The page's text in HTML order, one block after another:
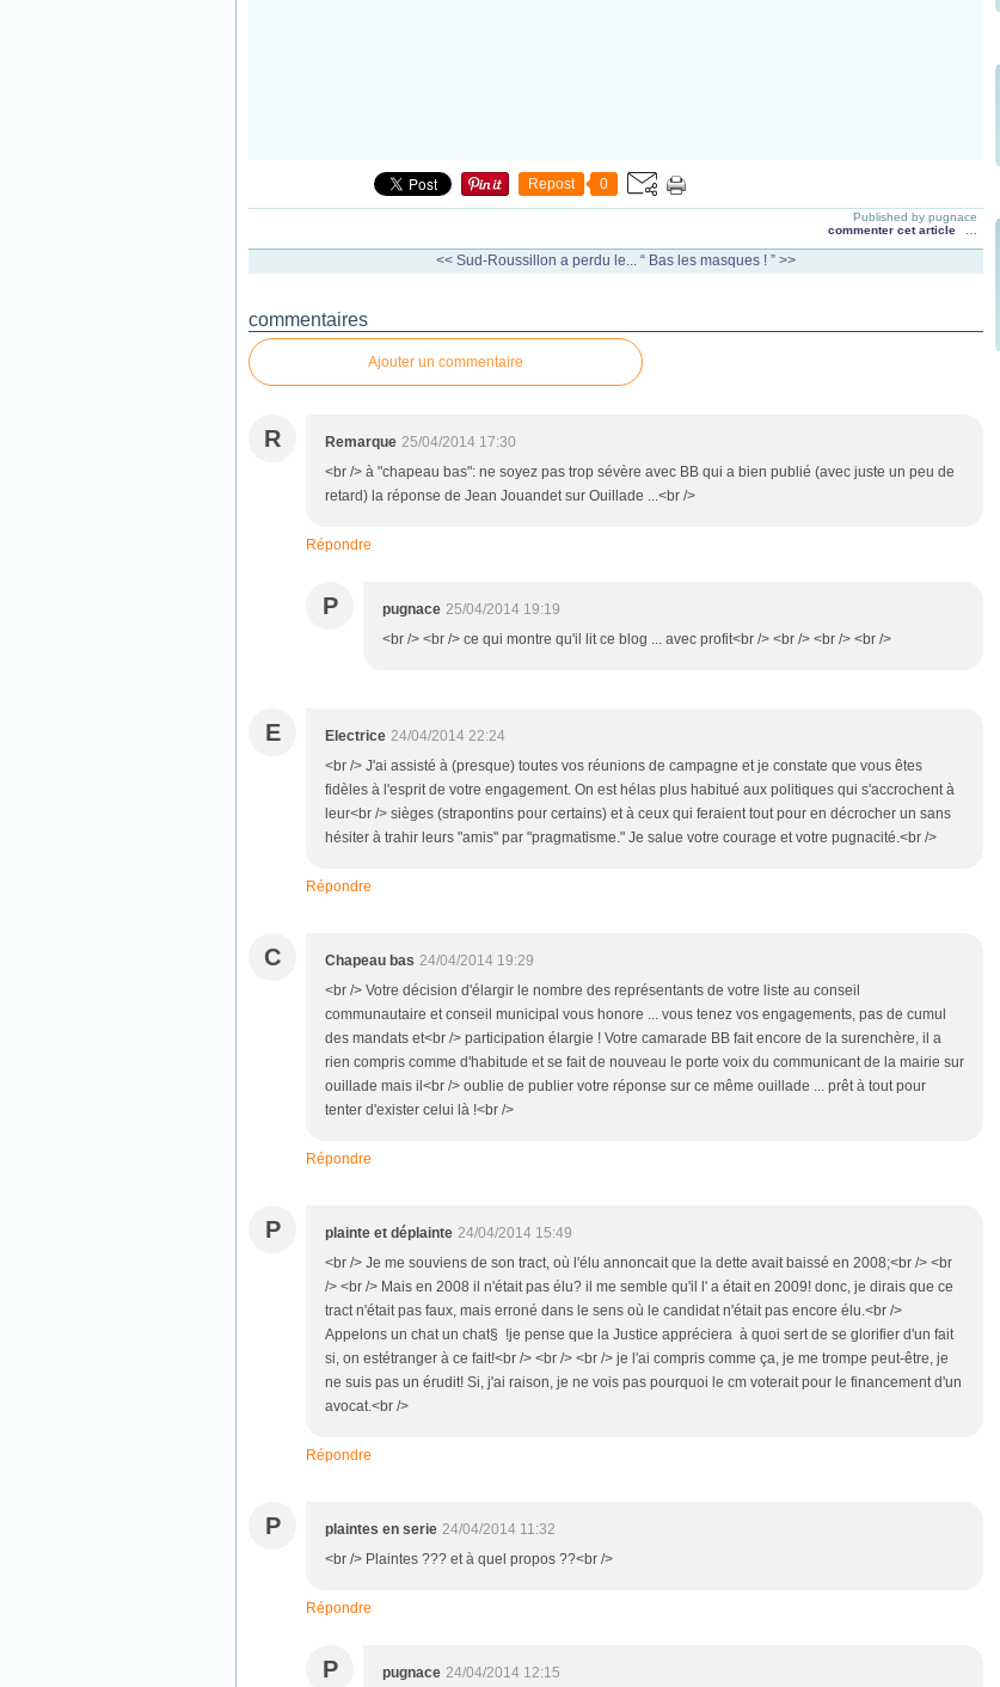
Repost 0
Published by pugnace
commenter cet article
<< Sud-Roussillon a perdu le... “ Bas les masques ! ” >>
commentaires
Ajouter un commentaire
R Remarque 25/04/2014 17:30
<br /> à "chapeau bas": ne soyez pas trop sévère avec BB qui a bien publié (avec juste un peu de
retard) la réponse de Jean Jouandet sur Ouillade ...<br />
Répondre
P pugnace 25/04/2014 19:19
<br /> <br /> ce qui montre qu'il lit ce blog ... avec profit<br /> <br /> <br /> <br />
E Electrice 24/04/2014 22:24
<br /> J'ai assisté à (presque) toutes vos réunions de campagne et je constate que vous êtes
fidèles à l'esprit de votre engagement. On est hélas plus habitué aux politiques qui s'accrochent à
leur<br /> sièges (strapontins pour certains) et à ceux qui feraient tout pour en décrocher un sans
hésiter à trahir leurs "amis" par "pragmatisme." Je salue votre courage et votre pugnacité.<br />
Répondre
C Chapeau bas 24/04/2014 19:29
<br /> Votre décision d'élargir le nombre des représentants de votre liste au conseil
communautaire et conseil municipal vous honore ... vous tenez vos engagements, pas de cumul
des mandats et<br /> participation élargie ! Votre camarade BB fait encore de la surenchère, il a
rien compris comme d'habitude et se fait de nouveau le porte voix du communicant de la mairie sur
ouillade mais il<br /> oublie de publier votre réponse sur ce même ouillade ... prêt à tout pour
tenter d'exister celui là !<br />
Répondre
P plainte et déplainte 24/04/2014 15:49
<br /> Je me souviens de son tract, où l'élu annoncait que la dette avait baissé en 2008;<br /> <br
/> <br /> Mais en 2008 il n'était pas élu? il me semble qu'il l' a était en 2009! donc, je dirais que ce
tract n'était pas faux, mais erroné dans le sens où le candidat n'était pas encore élu.<br />
Appelons un chat un chat§ !je pense que la Justice appréciera à quoi sert de se glorifier d'un fait
si, on estétranger à ce fait!<br /> <br /> <br /> je l'ai compris comme ça, je me trompe peut-être, je
ne suis pas un érudit! Si, j'ai raison, je ne vois pas pourquoi le cm voterait pour le financement d'un
avocat.<br />
Répondre
P plaintes en serie 24/04/2014 11:32
<br /> Plaintes ??? et à quel propos ??<br />
Répondre
P pugnace 24/04/2014 12:15